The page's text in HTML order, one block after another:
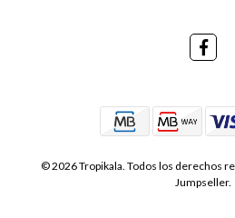
© 2026 Tropikala. Todos los derechos
Jumpseller.